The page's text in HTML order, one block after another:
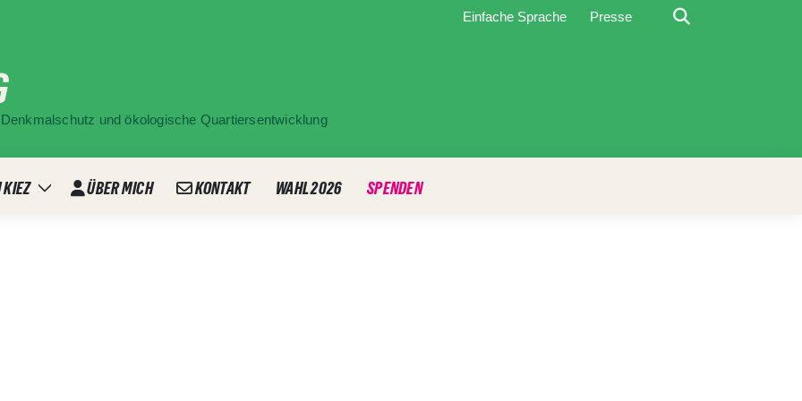
Einfache Sprache Presse Suche
und ökologische Quartiersentwicklung
KIEZ
Zeige
ÜBER MICH KONTAKT WAHL 2026 SPENDEN